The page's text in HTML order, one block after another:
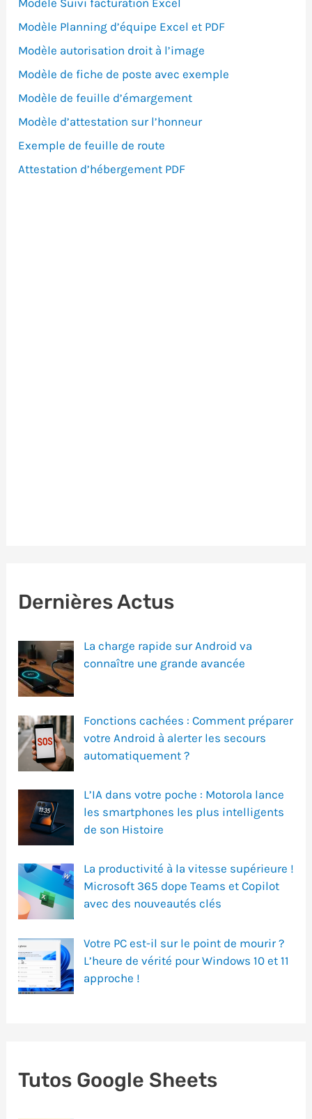
Modèle Suivi facturation Excel
Modèle Planning d’équipe Excel et PDF
Modèle autorisation droit à l’image
Modèle de fiche de poste avec exemple
Modèle de feuille d’émargement
Modèle d’attestation sur l’honneur
Exemple de feuille de route
Attestation d’hébergement PDF
Dernières Actus
La charge rapide sur Android va
connaître une grande avancée
Fonctions cachées : Comment préparer
votre Android à alerter les secours
automatiquement ?
L’IA dans votre poche : Motorola lance
les smartphones les plus intelligents
de son Histoire
La productivité à la vitesse supérieure !
Microsoft 365 dope Teams et Copilot
avec des nouveautés clés
Votre PC est-il sur le point de mourir ?
L’heure de vérité pour Windows 10 et 11
approche !
Tutos Google Sheets